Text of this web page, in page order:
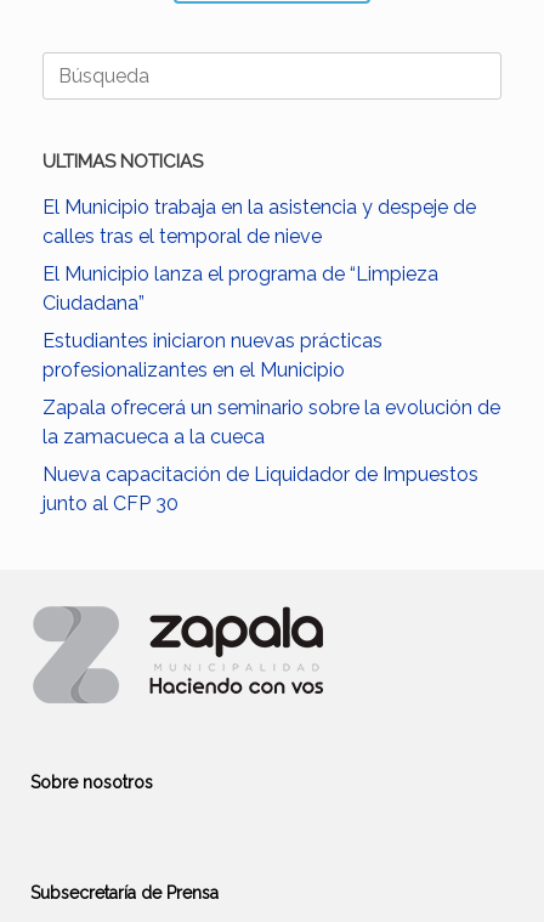
Buscar:
ULTIMAS NOTICIAS
El Municipio trabaja en la asistencia y despeje de
calles tras el temporal de nieve
El Municipio lanza el programa de “Limpieza
Ciudadana”
Estudiantes iniciaron nuevas prácticas
profesionalizantes en el Municipio
Zapala ofrecerá un seminario sobre la evolución de
la zamacueca a la cueca
Nueva capacitación de Liquidador de Impuestos
junto al CFP 30
Sobre nosotros
Subsecretaría de Prensa